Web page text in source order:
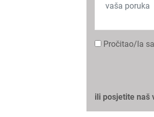
Pročitao/la
ili posjetite naš